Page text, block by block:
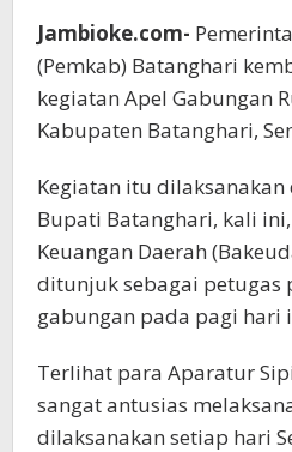
Jambioke.com-
(Pemkab) Batanghari
kegiatan Apel Gabungan
Kabupaten Batanghari,
Kegiatan itu
Bupati Batanghari, kali
Keuangan Daerah
ditunjuk sebagai petugas
gabungan pada pagi hari
Terlihat para Aparatur
sangat antusias
dilaksanakan setiap hari